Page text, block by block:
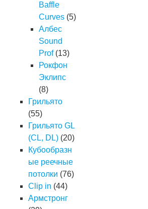
Baffle
Curves (5)
Албес
Sound
Prof (13)
Рокфон
Эклипс
(8)
Грильято
(55)
Грильято GL
(CL, DL) (20)
Кубообразн
ые реечные
потолки (76)
Clip in (44)
Армстронг